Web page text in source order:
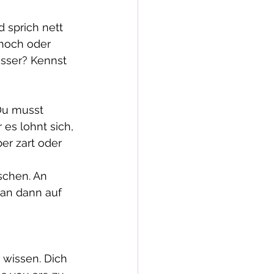
sprich nett
oder
Kennst
musst
es lohnt sich,
zart oder
An
dann auf
Dich